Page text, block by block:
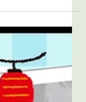
ラーメンはじめまし
達支援・放課後等デ
くなってきたこの
笑） 北海道民は 冷やし
きゅうり、錦糸たま
...